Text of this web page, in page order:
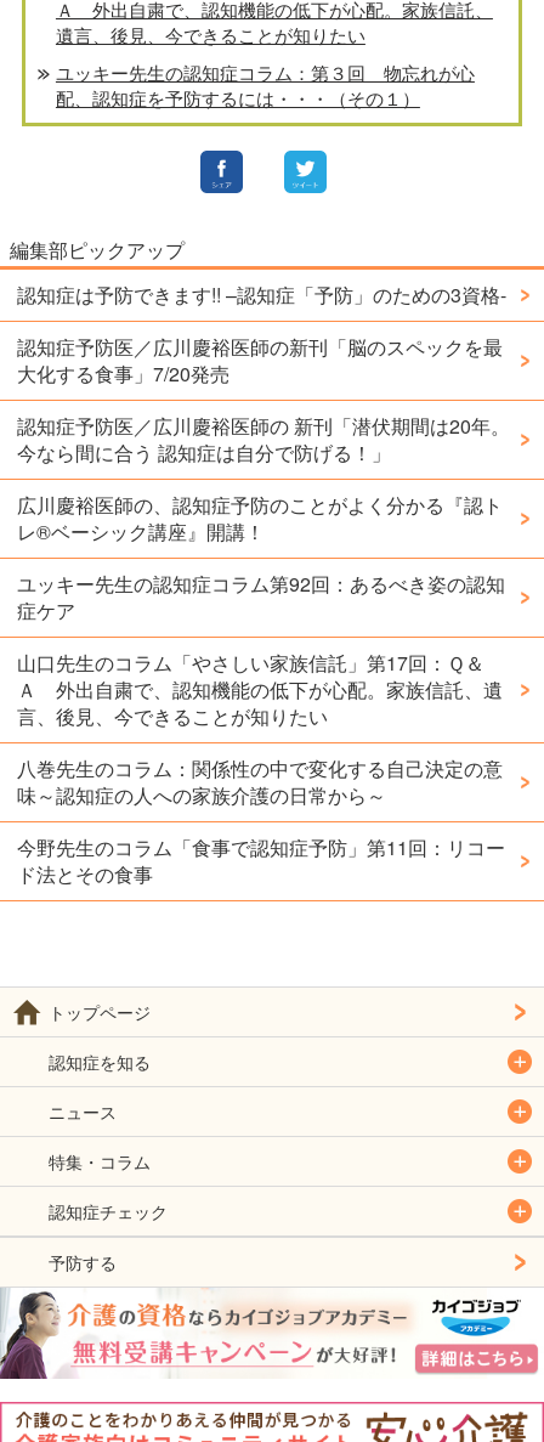
Ａ 外出自粛で、認知機能の低下が心配。家族信託、
遺言、後見、今できることが知りたい
ユッキー先生の認知症コラム：第３回 物忘れが心
配、認知症を予防するには・・・（その１）
編集部ピックアップ
認知症は予防できます!! –認知症「予防」のための3資格-
認知症予防医／広川慶裕医師の新刊「脳のスペックを最
大化する食事」7/20発売
認知症予防医／広川慶裕医師の 新刊「潜伏期間は20年。
今なら間に合う 認知症は自分で防げる！」
広川慶裕医師の、認知症予防のことがよく分かる『認ト
レ®️ベーシック講座』開講！
ユッキー先生の認知症コラム第92回：あるべき姿の認知
症ケア
山口先生のコラム「やさしい家族信託」第17回：Ｑ＆
Ａ 外出自粛で、認知機能の低下が心配。家族信託、遺
言、後見、今できることが知りたい
八巻先生のコラム：関係性の中で変化する自己決定の意
味～認知症の人への家族介護の日常から～
今野先生のコラム「食事で認知症予防」第11回：リコー
ド法とその食事
トップページ
認知症を知る
ニュース
特集・コラム
認知症チェック
予防する